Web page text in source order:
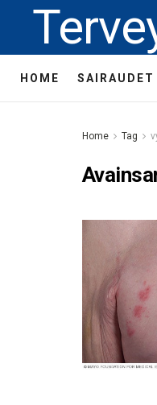
HOME SAIRAUDET
Home Tag